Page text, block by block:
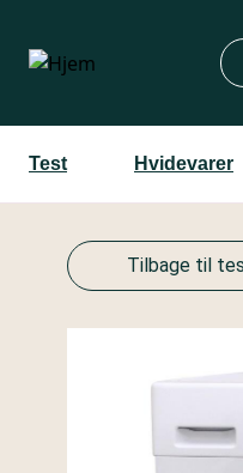
hovedindhold
Test Hvidevarer
Tilbage til